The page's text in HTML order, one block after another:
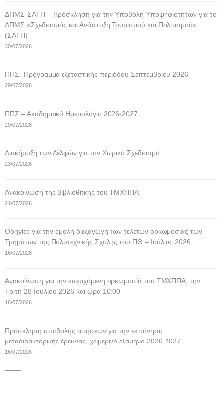
ΔΠΜΣ-ΣΑΤΠ – Πρόσκληση για την Υποβολή Υποψηφιοτήτων για το
ΔΠΜΣ «Σχεδιασμός και Ανάπτυξη Τουρισμού και Πολιτισμού»
(ΣΑΤΠ)
30/07/2026
ΠΠΣ- Πρόγραμμα εξεταστικής περιόδου Σεπτεμβρίου 2026
29/07/2026
ΠΠΣ – Ακαδημαϊκό Ημερολόγιο 2026-2027
29/07/2026
Διακήρυξη των Δελφών για τον Χωρικό Σχεδιασμό
23/07/2026
Ανακοίνωση της βιβλιοθήκης του ΤΜΧΠΠΑ
21/07/2026
Οδηγίες για την ομαλή διεξαγωγή των τελετών ορκωμοσίας των
Τμημάτων της Πολυτεχνικής Σχολής του ΠΘ – Ιούλιος 2026
16/07/2026
Ανακοίνωση για την επερχόμενη ορκωμοσία του ΤΜΧΠΠΑ, την
Τρίτη 28 Ιουλίου 2026 και ώρα 10:00
16/07/2026
Πρόσκληση υποβολής αιτήσεων για την εκπόνηση
μεταδιδακτορικής έρευνας, χειμερινό εξάμηνο 2026-2027
16/07/2026